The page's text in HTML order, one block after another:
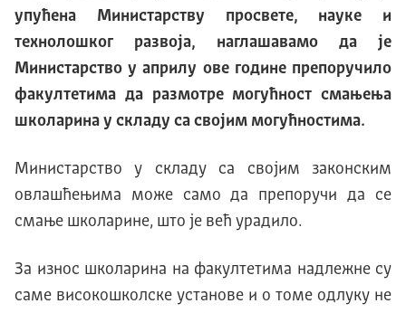
упућена Министарству просвете, науке и
технолошког развоја, наглашавамо да је
Министарство у априлу ове године препоручило
факултетима да размотре могућност смањења
школарина у складу са својим могућностима.
Министарство у складу са својим законским
овлашћењима може само да препоручи да се
смање школарине, што је већ урадило.
За износ школарина на факултетима надлежне су
саме високошколске установе и о томе одлуку не